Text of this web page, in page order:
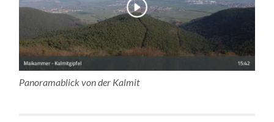
Panoramablick von der Kalmit